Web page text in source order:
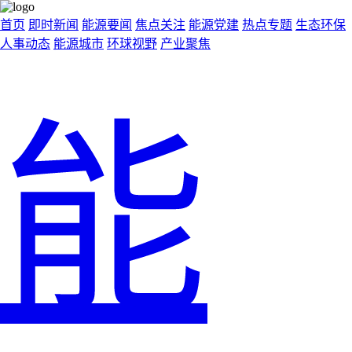
首页 即时新闻 能源要闻 焦点关注 能源党建 热点专题 生态环保
人事动态 能源城市 环球视野 产业聚焦
能